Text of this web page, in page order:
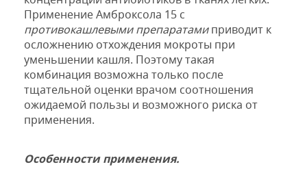
Применение Амброксола 15 с
противокашлевыми препаратамиприводит к
осложнению отхождения мокроты при
уменьшении кашля. Поэтому такая
комбинация возможна только после
тщательной оценки врачом соотношения
ожидаемой пользы и возможного риска от
применения.
Особенности применения.